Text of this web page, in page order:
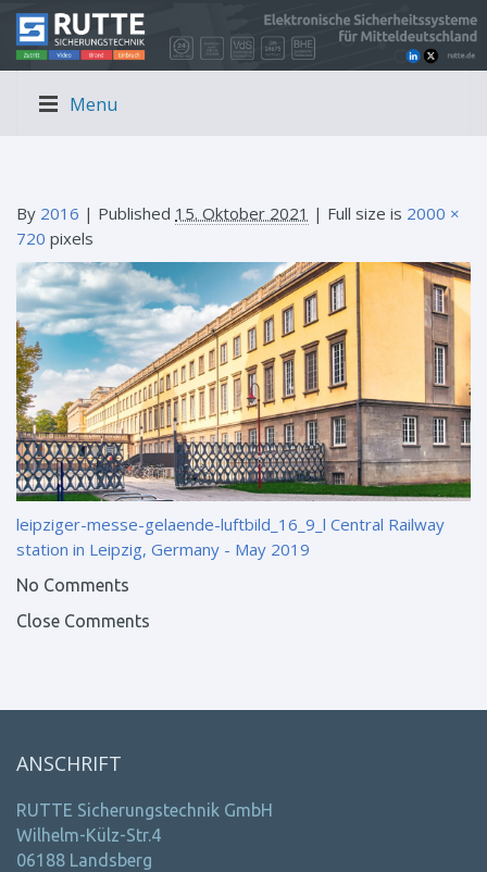
Menu
By 2016 | Published 15. Oktober 2021 | Full size is 2000 ×
720 pixels
leipziger-messe-gelaende-luftbild_16_9_l Central Railway
station in Leipzig, Germany - May 2019
No Comments
Close Comments
ANSCHRIFT
RUTTE Sicherungstechnik GmbH
Wilhelm-Külz-Str.4
06188 Landsberg